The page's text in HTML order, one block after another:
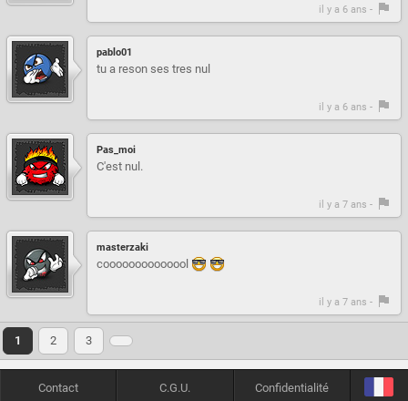
il y a 6 ans -
pablo01
tu a reson ses tres nul
il y a 6 ans -
Pas_moi
C'est nul.
il y a 7 ans -
masterzaki
coooooooooooool
il y a 7 ans -
1 2 3
Contact C.G.U. Confidentialité